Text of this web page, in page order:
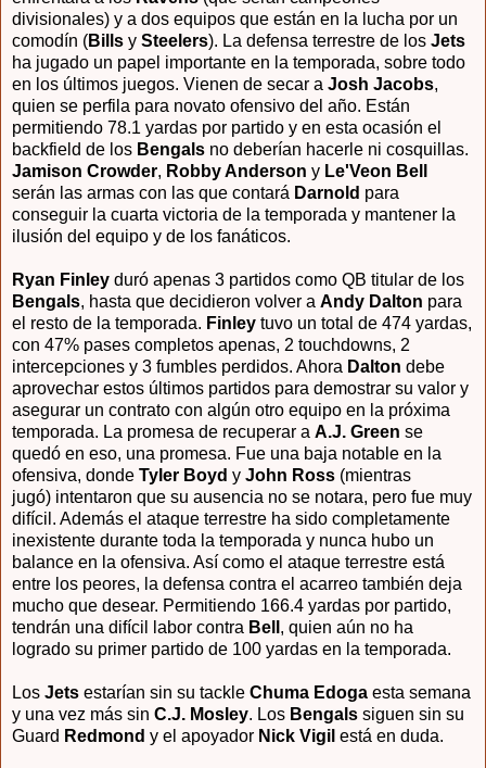
divisionales) y a dos equipos que están en la lucha por un
comodín (Bills y Steelers). La defensa terrestre de los Jets
ha jugado un papel importante en la temporada, sobre todo
en los últimos juegos. Vienen de secar a Josh Jacobs,
quien se perfila para novato ofensivo del año. Están
permitiendo 78.1 yardas por partido y en esta ocasión el
backfield de los Bengals no deberían hacerle ni cosquillas.
Jamison Crowder, Robby Anderson y Le'Veon Bell
serán las armas con las que contará Darnold para
conseguir la cuarta victoria de la temporada y mantener la
ilusión del equipo y de los fanáticos.
Ryan Finley duró apenas 3 partidos como QB titular de los
Bengals, hasta que decidieron volver a Andy Dalton para
el resto de la temporada. Finley tuvo un total de 474 yardas,
con 47% pases completos apenas, 2 touchdowns, 2
intercepciones y 3 fumbles perdidos. Ahora Dalton debe
aprovechar estos últimos partidos para demostrar su valor y
asegurar un contrato con algún otro equipo en la próxima
temporada. La promesa de recuperar a A.J. Green se
quedó en eso, una promesa. Fue una baja notable en la
ofensiva, donde Tyler Boyd y John Ross (mientras
jugó) intentaron que su ausencia no se notara, pero fue muy
difícil. Además el ataque terrestre ha sido completamente
inexistente durante toda la temporada y nunca hubo un
balance en la ofensiva. Así como el ataque terrestre está
entre los peores, la defensa contra el acarreo también deja
mucho que desear. Permitiendo 166.4 yardas por partido,
tendrán una difícil labor contra Bell , quien aún no ha
logrado su primer partido de 100 yardas en la temporada.
Los Jets estarían sin su tackle Chuma Edoga esta semana
y una vez más sin C.J. Mosley. Los Bengals siguen sin su
Guard Redmond y el apoyador Nick Vigil está en duda.